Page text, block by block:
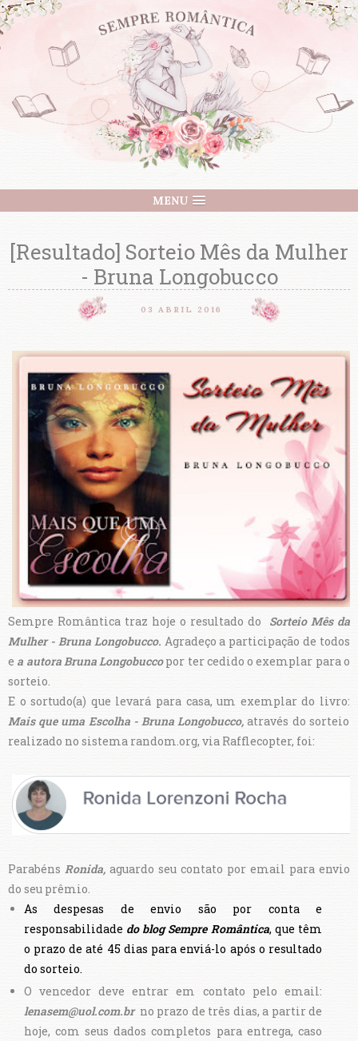
MENU
[Resultado] Sorteio Mês da Mulher
- Bruna Longobucco
03 ABRIL 2016
Sempre Romântica traz hoje o resultado do Sorteio Mês da
Mulher - Bruna Longobucco. Agradeço a participação de todos
e a autora Bruna Longobuccopor ter cedido o exemplar para o
sorteio.
E o sortudo(a) que levará para casa, um exemplar do livro:
Mais que uma Escolha - Bruna Longobucco,através do sorteio
realizado no sistema random.org, via Rafflecopter, foi:
Parabéns Ronida, aguardo seu contato por email para envio
do seu prêmio.
As despesas de envio são por conta e
responsabilidade do blog Sempre Romântica, que têm
o prazo de até 45 dias para enviá-lo após o resultado
do sorteio.
O vencedor deve entrar em contato pelo email:
lenasem@uol.com.brno prazo de três dias, a partir de
hoje, com seus dados completos para entrega, caso